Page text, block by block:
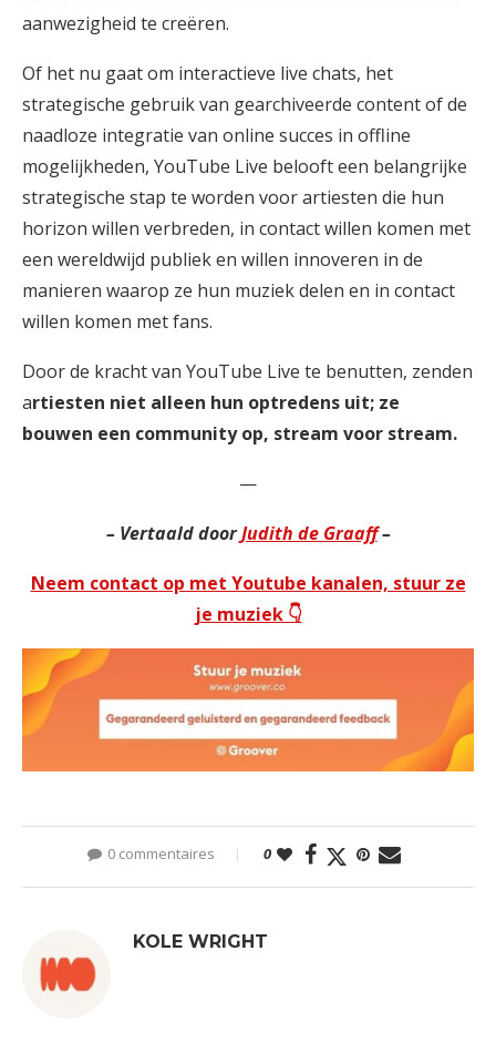
aanwezigheid te creëren.
Of het nu gaat om interactieve live chats, het
strategische gebruik van gearchiveerde content of de
naadloze integratie van online succes in offline
mogelijkheden, YouTube Live belooft een belangrijke
strategische stap te worden voor artiesten die hun
horizon willen verbreden, in contact willen komen met
een wereldwijd publiek en willen innoveren in de
manieren waarop ze hun muziek delen en in contact
willen komen met fans.
Door de kracht van YouTube Live te benutten, zenden
artiesten niet alleen hun optredens uit; ze
bouwen een community op, stream voor stream.
—
– Vertaald doorJudith de Graaff–
Neem contact op met Youtube kanalen, stuur ze
je muziek 👇
0 commentaires 0
KOLE WRIGHT